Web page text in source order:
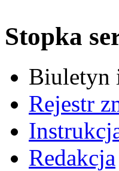
Stopka
Biuletyn
Rejestr
Redakcja